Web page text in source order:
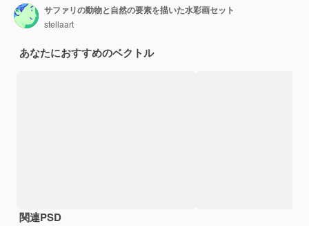
サファリの動物と自然の要素を描いた水彩画セット
stellaart
あなたにおすすめのベクトル
関連PSD